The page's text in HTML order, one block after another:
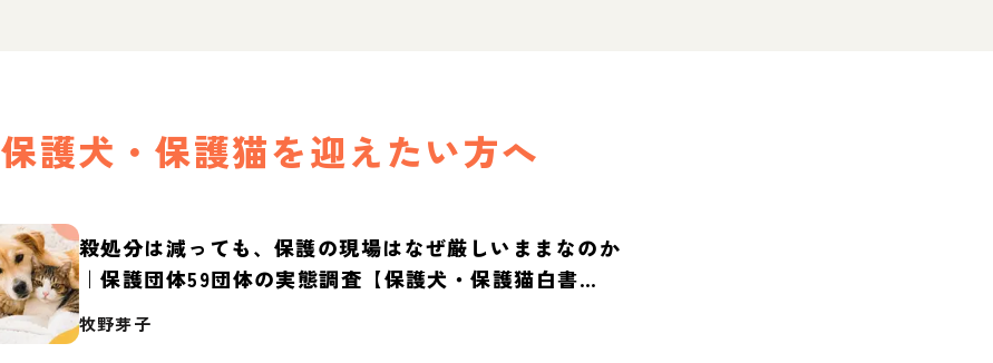
保護犬・保護猫を迎えたい方へ
殺処分は減っても、保護の現場はなぜ厳しいままなのか
｜保護団体59団体の実態調査【保護犬・保護猫白書
2026】
牧野芽子